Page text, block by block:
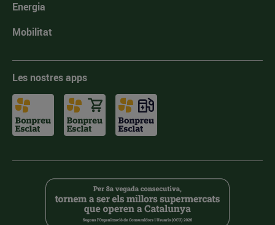
Energia
Mobilitat
Les nostres apps